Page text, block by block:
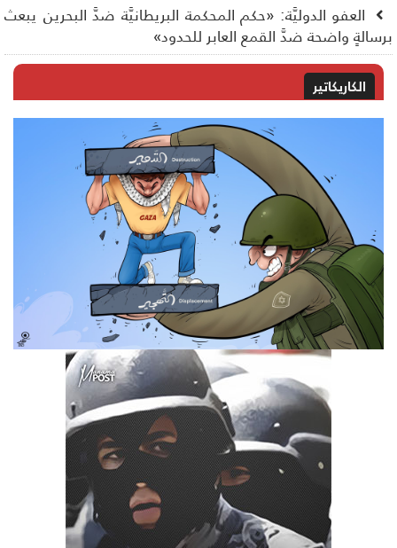
العفو الدوليَّة: «حكم المحكمة البريطانيَّة ضدَّ البحرين يبعث
واضحة ضدَّ القمع العابر للحدود»
الكاريكاتير